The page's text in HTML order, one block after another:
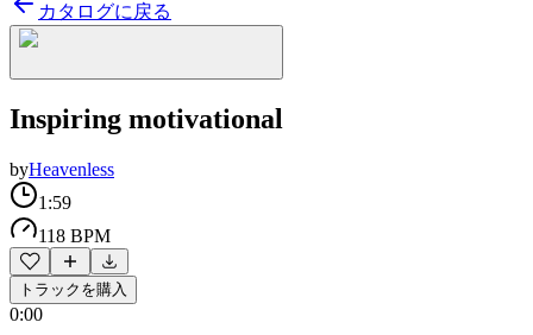
カタログに戻る
Inspiring motivational
byHeavenless
1:59
118 BPM
トラックを購入
0:00